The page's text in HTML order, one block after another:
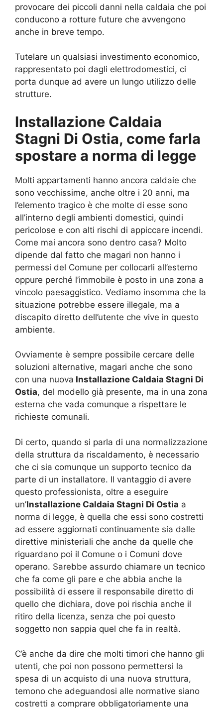
provocare dei piccoli danni nella caldaia che poi
conducono a rotture future che avvengono
anche in breve tempo.
Tutelare un qualsiasi investimento economico,
rappresentato poi dagli elettrodomestici, ci
porta dunque ad avere un lungo utilizzo delle
strutture.
Installazione Caldaia
Stagni Di Ostia, come farla
spostare a norma di legge
Molti appartamenti hanno ancora caldaie che
sono vecchissime, anche oltre i 20 anni, ma
l’elemento tragico è che molte di esse sono
all’interno degli ambienti domestici, quindi
pericolose e con alti rischi di appiccare incendi.
Come mai ancora sono dentro casa? Molto
dipende dal fatto che magari non hanno i
permessi del Comune per collocarli all’esterno
oppure perché l’immobile è posto in una zona a
vincolo paesaggistico. Vediamo insomma che la
situazione potrebbe essere illegale, ma a
discapito diretto dell’utente che vive in questo
ambiente.
Ovviamente è sempre possibile cercare delle
soluzioni alternative, magari anche che sono
con una nuova Installazione Caldaia Stagni Di
Ostia, del modello già presente, ma in una zona
esterna che vada comunque a rispettare le
richieste comunali.
Di certo, quando si parla di una normalizzazione
della struttura da riscaldamento, è necessario
che ci sia comunque un supporto tecnico da
parte di un installatore. Il vantaggio di avere
questo professionista, oltre a eseguire
un’Installazione Caldaia Stagni Di Ostia a
norma di legge, è quella che essi sono costretti
ad essere aggiornati continuamente sia dalle
direttive ministeriali che anche da quelle che
riguardano poi il Comune o i Comuni dove
operano. Sarebbe assurdo chiamare un tecnico
che fa come gli pare e che abbia anche la
possibilità di essere il responsabile diretto di
quello che dichiara, dove poi rischia anche il
ritiro della licenza, senza che poi questo
soggetto non sappia quel che fa in realtà.
C’è anche da dire che molti timori che hanno gli
utenti, che poi non possono permettersi la
spesa di un acquisto di una nuova struttura,
temono che adeguandosi alle normative siano
costretti a comprare obbligatoriamente una